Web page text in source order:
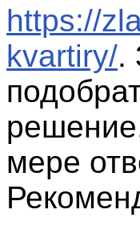
https://
kvartiry/.
мере